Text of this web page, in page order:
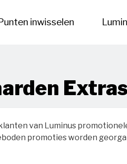
inwisselen
Extras
van Luminus
promoties worden